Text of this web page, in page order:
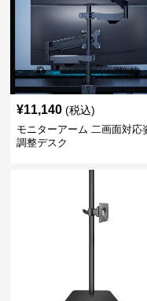
¥11,140 (税込)
モニターアーム 二画面対応
調整デスク